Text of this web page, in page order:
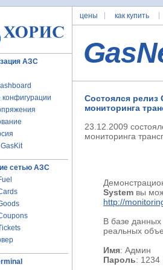
АЗС
сетью АЗС
цены как купить
Состоялся релиз
мониторинга
23.12.2009
мониторинга
System вы
http://
В базе
реальных
Имя: Админ
Пароль: 1234